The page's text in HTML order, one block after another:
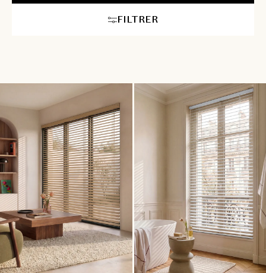
assurant une ambiance à la fois moderne et confortable dans
FILTRER